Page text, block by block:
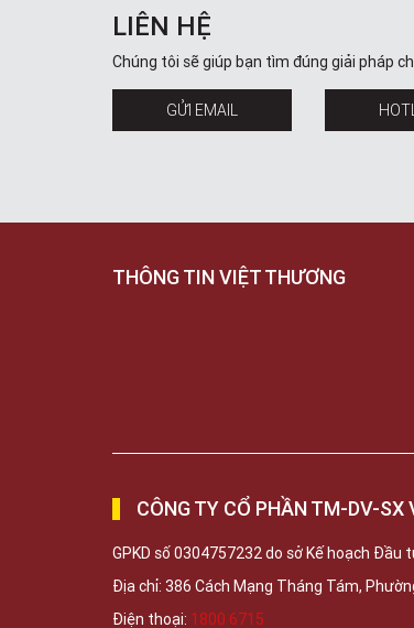
LIÊN HỆ
Chúng tôi sẽ giúp bạn tìm đúng giải pháp
GỬI EMAIL
THÔNG TIN VIỆT THƯƠNG
CÔNG TY CỔ PHẦN TM-DV-SX
GPKD số 0304757232 do sở Kế hoạch
Địa chỉ: 386 Cách Mạng Tháng Tám,
Điện thoại: 1800 6715